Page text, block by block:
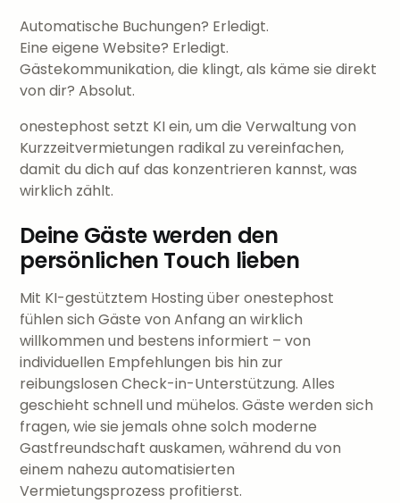
Automatische Buchungen? Erledigt.
Eine eigene Website? Erledigt.
Gästekommunikation, die klingt, als käme sie direkt
von dir? Absolut.
onestephost setzt KI ein, um die Verwaltung von
Kurzzeitvermietungen radikal zu vereinfachen,
damit du dich auf das konzentrieren kannst, was
wirklich zählt.
Deine Gäste werden den
persönlichen Touch lieben
Mit KI-gestütztem Hosting über onestephost
fühlen sich Gäste von Anfang an wirklich
willkommen und bestens informiert – von
individuellen Empfehlungen bis hin zur
reibungslosen Check-in-Unterstützung. Alles
geschieht schnell und mühelos. Gäste werden sich
fragen, wie sie jemals ohne solch moderne
Gastfreundschaft auskamen, während du von
einem nahezu automatisierten
Vermietungsprozess profitierst.